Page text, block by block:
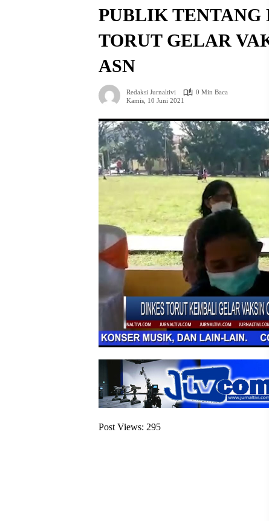
PUBLIK TENTANG
TORUT GELAR
ASN
Redaksi Jurnaltivi
0 Min Baca
Kamis, 10 Juni 2021
Post Views: 295